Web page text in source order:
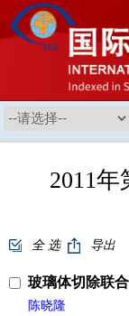
2011
全 选 导出
玻璃体切除联
陈晓隆